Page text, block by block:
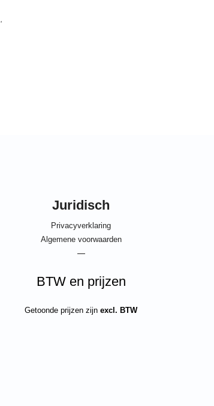
,
Juridisch
Privacyverklaring
Algemene voorwaarden
—
BTW en prijzen
Getoonde prijzen zijn excl. BTW